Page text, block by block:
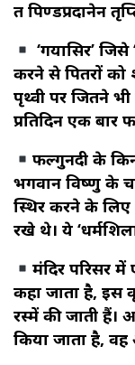
तत्र पिण्डप्रदानेन
‘गयासिर’
करने से पितरों को
पृथ्वी पर जितने
प्रतिदिन एक बार
फल्गुनदी के
भगवान विष्णु के
स्थिर करने के लिए
रखे थे। ये
मंदिर परिसर में
कहा जाता है, इस
रस्‍में की जाती हैं।
किया जाता है, वह